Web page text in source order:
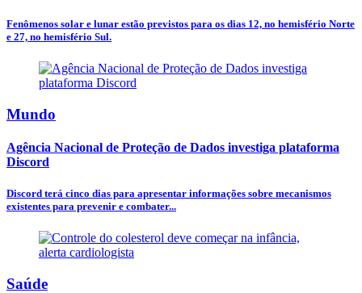
Fenômenos solar e lunar estão previstos para os dias 12, no hemisfério Norte
e 27, no hemisfério Sul.
Mundo
Agência Nacional de Proteção de Dados investiga plataforma
Discord
Discord terá cinco dias para apresentar informações sobre mecanismos
existentes para prevenir e combater...
Saúde